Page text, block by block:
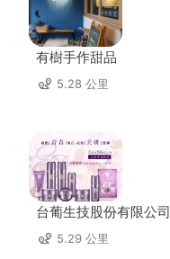
有樹手作甜品
5.28 公里
台葡生技股份有限公司
5.29 公里